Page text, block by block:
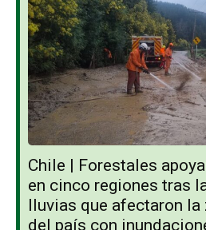
Chile | Forestales
en cinco regiones tras
lluvias que afectaron la
del país con